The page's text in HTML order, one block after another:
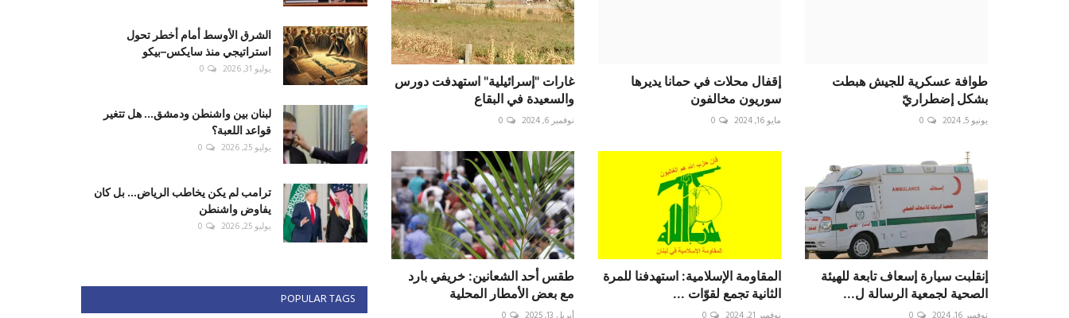
طوافة عسكرية للجيش هبطت
بشكل إضطراريّ
يونيو 5, 2024 0
إقفال محلات في حمانا يديرها
سوريون مخالفون
مايو 16, 2024 0
غارات "إسرائيلية" استهدفت دورس
والسعيدة في ‎البقاع
نوفمبر 6, 2024 0
إنقلبت سيارة إسعاف تابعة للهيئة
الصحية لجمعية الرسالة ل...
المقاومة الإسلامية: استهدفنا للمرة
الثانية تجمع لقوّات ...
طقس أحد الشعانين: خريفي بارد
مع بعض الأمطار المحلية
الشرق الأوسط أمام أخطر تحول
استراتيجي منذ سايكس–بيكو
يوليو 31, 2026 0
لبنان بين واشنطن ودمشق... هل تتغير
قواعد اللعبة؟
يوليو 25, 2026 0
ترامب لم يكن يخاطب الرياض... بل كان
يفاوض واشنطن
يوليو 25, 2026 0
POPULAR TAGS